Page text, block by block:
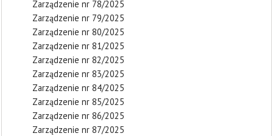
Zarządzenie nr 78/2025
Zarządzenie nr 79/2025
Zarządzenie nr 80/2025
Zarządzenie nr 81/2025
Zarządzenie nr 82/2025
Zarządzenie nr 83/2025
Zarządzenie nr 84/2025
Zarządzenie nr 85/2025
Zarządzenie nr 86/2025
Zarządzenie nr 87/2025